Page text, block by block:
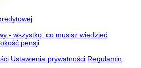
- wszystko, co musisz wiedzieć
pensji
Ustawienia prywatności Regulamin